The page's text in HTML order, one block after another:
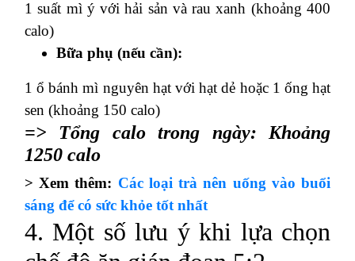
1 suất mì ý với hải sản và rau xanh (khoảng 400
calo)
Bữa phụ (nếu cần):
1 ổ bánh mì nguyên hạt với hạt dẻ hoặc 1 ống hạt
sen (khoảng 150 calo)
=> Tổng calo trong ngày: Khoảng
1250 calo
> Xem thêm: Các loại trà nên uống vào buổi
sáng để có sức khỏe tốt nhất
4. Một số lưu ý khi lựa chọn